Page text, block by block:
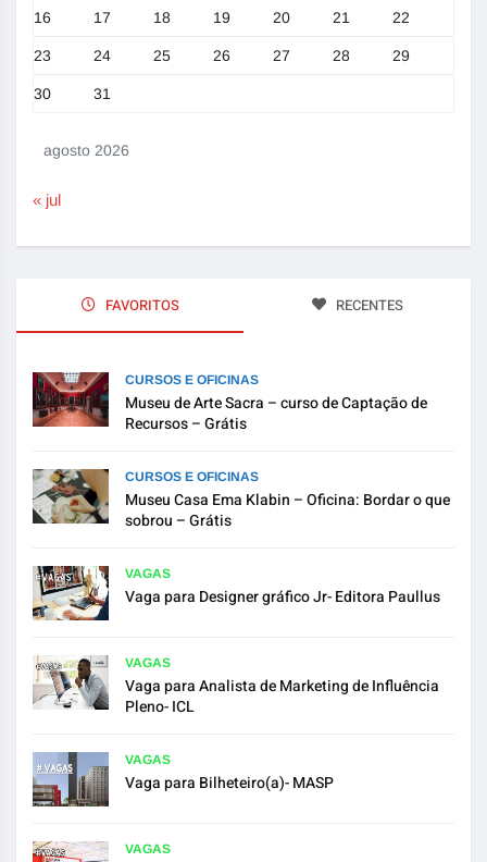
agosto 2026
16 17 18 19 20 21 22
23 24 25 26 27 28 29
30 31
« jul
FAVORITOS RECENTES
CURSOS E OFICINAS
Museu de Arte Sacra – curso de Captação de
Recursos – Grátis
CURSOS E OFICINAS
Museu Casa Ema Klabin – Oficina: Bordar o que
sobrou – Grátis
VAGAS
Vaga para Designer gráfico Jr- Editora Paullus
VAGAS
Vaga para Analista de Marketing de Influência
Pleno- ICL
VAGAS
Vaga para Bilheteiro(a)- MASP
VAGAS